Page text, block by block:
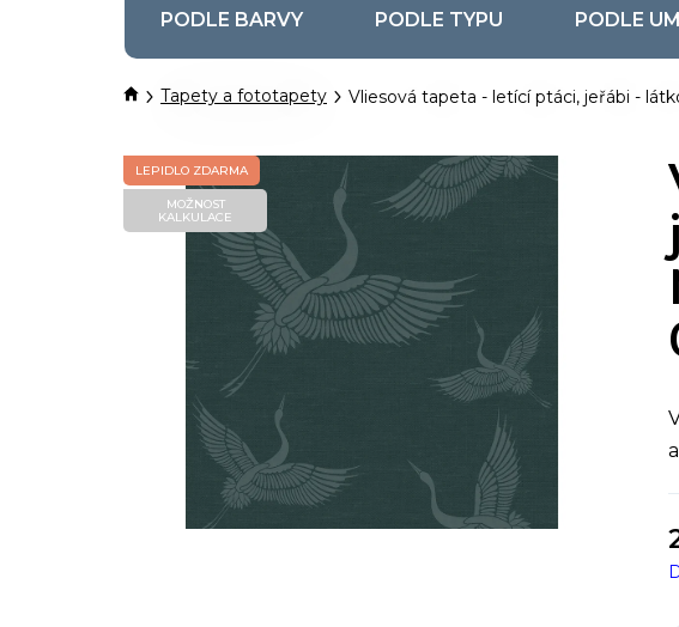
PODLE BARVY PODLE TYPU PODLE
DomůTapety a fototapety Vliesová tapeta - letící ptáci, jeřábi -
LEPIDLO ZDARMA
MOŽNOST
KALKULACE